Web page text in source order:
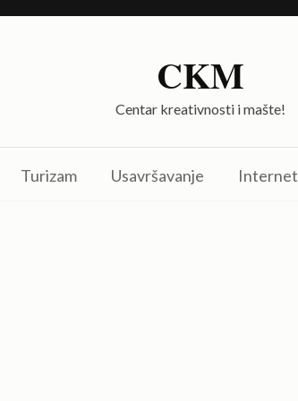
CKM
Centar kreativnosti i mašte!
Turizam Usavršavanje Internet